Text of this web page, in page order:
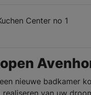
Center no 1
nieuwe badkamer
van uw